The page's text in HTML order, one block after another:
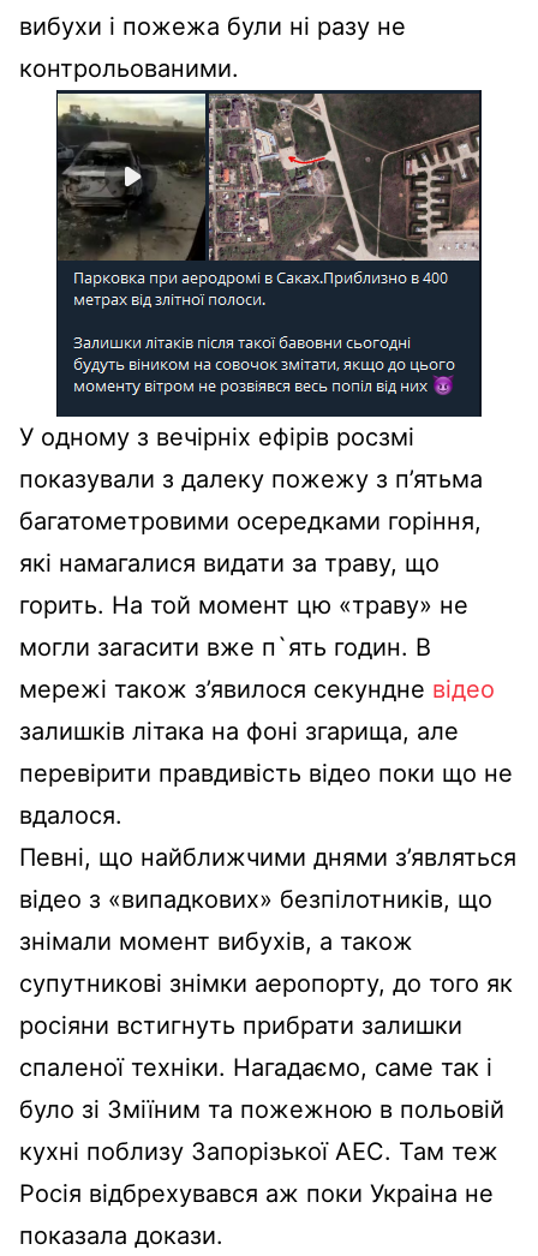
вибухи і пожежа були ні разу не
контрольованими.
У одному з вечірніх ефірів росзмі
показували з далеку пожежу з п’ятьма
багатометровими осередками горіння,
які намагалися видати за траву, що
горить. На той момент цю «траву» не
могли загасити вже п`ять годин. В
мережі також з’явилося секундне відео
залишків літака на фоні згарища, але
перевірити правдивість відео поки що не
вдалося.
Певні, що найближчими днями з’являться
відео з «випадкових» безпілотників, що
знімали момент вибухів, а також
супутникові знімки аеропорту, до того як
росіяни встигнуть прибрати залишки
спаленої техніки. Нагадаємо, саме так і
було зі Зміїним та пожежною в польовій
кухні поблизу Запорізької АЕС. Там теж
Росія відбрехувався аж поки Украіна не
показала докази.